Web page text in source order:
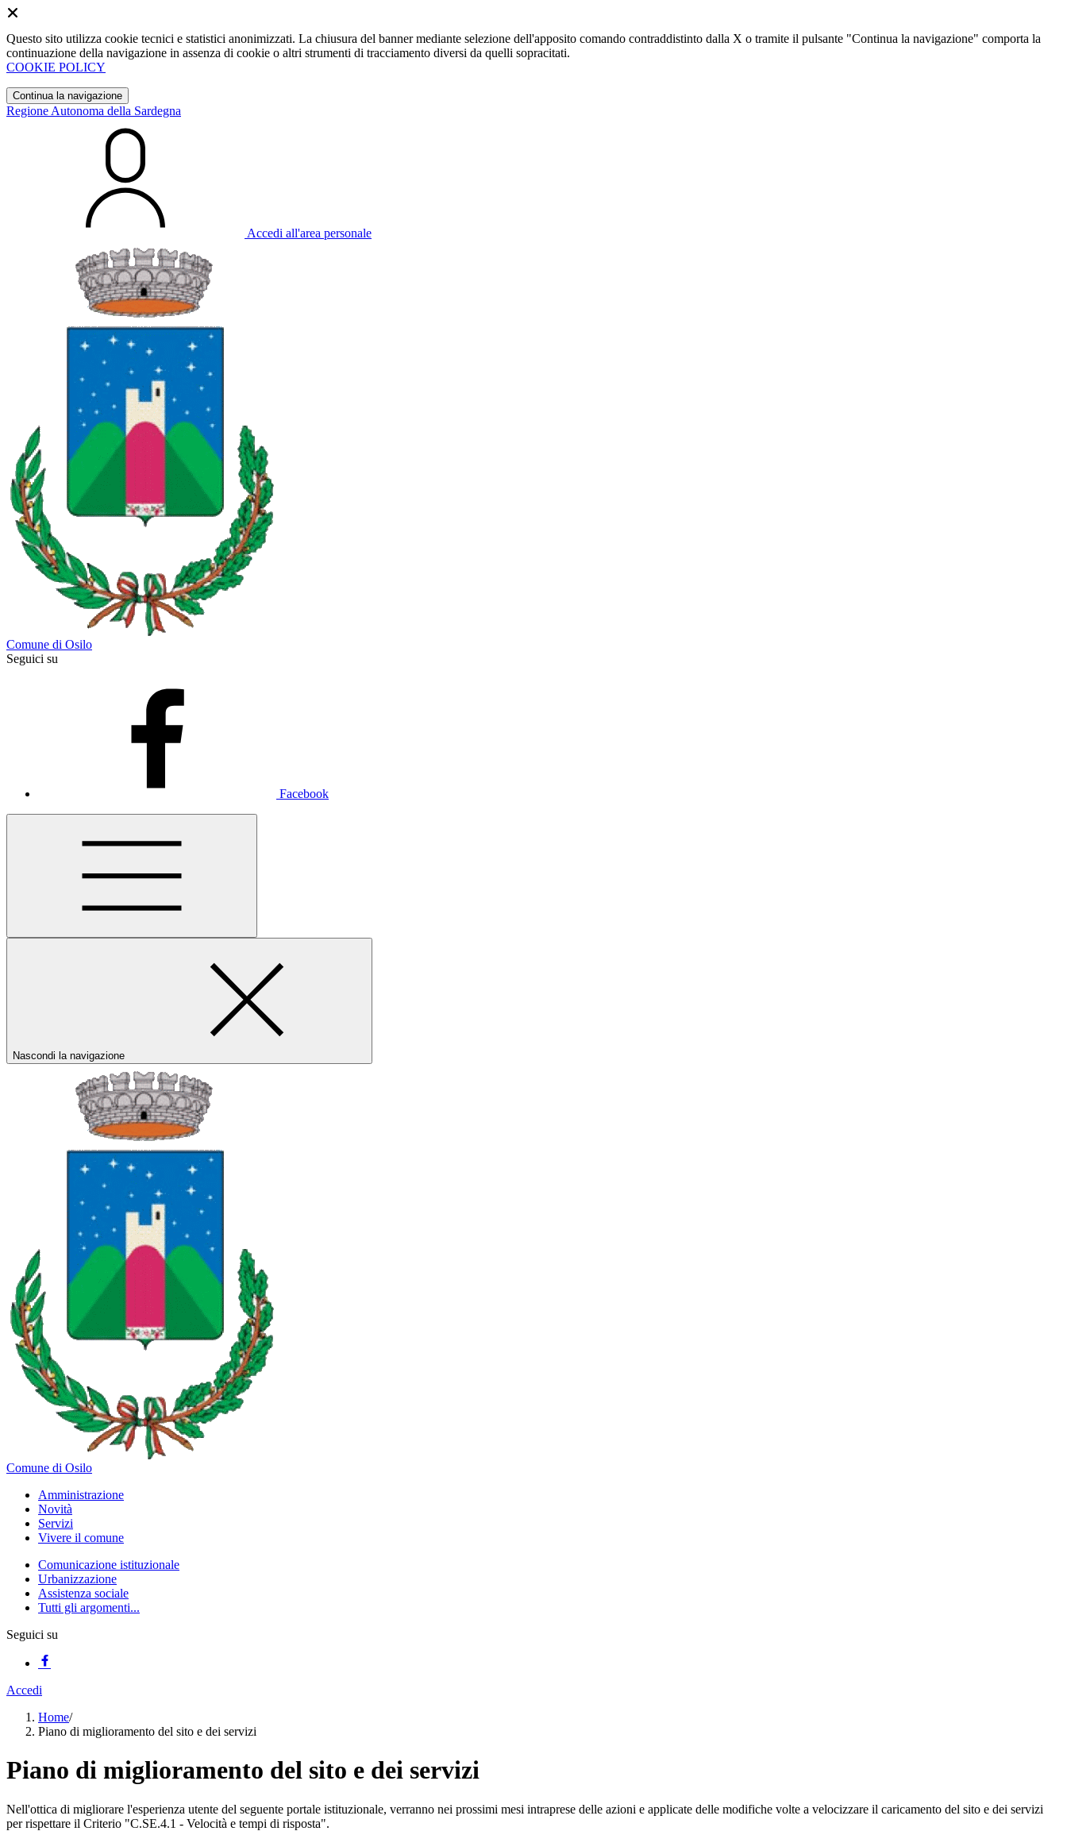
Questo sito utilizza cookie tecnici e statistici anonimizzati. La chiusura del banner mediante selezione dell'apposito comando contraddistinto dalla X o tramite il pulsante "Continua la navigazione" comporta la
continuazione della navigazione in assenza di cookie o altri strumenti di tracciamento diversi da quelli sopracitati.
COOKIE POLICY
Continua la navigazione
Regione Autonoma della Sardegna
Accedi all'area personale
Comune di Osilo
Seguici su
Facebook
Nascondi la navigazione
Comune di Osilo
Amministrazione
Novità
Servizi
Vivere il comune
Comunicazione istituzionale
Urbanizzazione
Assistenza sociale
Tutti gli argomenti...
Seguici su
Accedi
Home/
Piano di miglioramento del sito e dei servizi
Piano di miglioramento del sito e dei servizi
Nell'ottica di migliorare l'esperienza utente del seguente portale istituzionale, verranno nei prossimi mesi intraprese delle azioni e applicate delle modifiche volte a velocizzare il caricamento del sito e dei servizi
per rispettare il Criterio "C.SE.4.1 - Velocità e tempi di risposta".